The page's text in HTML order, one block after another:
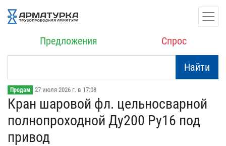
Предложения Спрос
Найти
Продам 27 июля 2026 г. в 17:08
Кран шаровой фл. цельнос​варной
полнопроходной Ду​200 Ру16 под
привод